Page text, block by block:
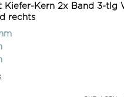
Kiefer-Kern 2x Band 3-tlg
rechts